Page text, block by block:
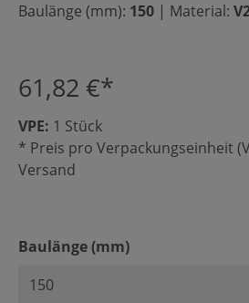
Baulänge (mm): 150 | Material:
61,82 €*
VPE: 1 Stück
* Preis pro Verpackungseinheit
Versand
Baulänge (mm)auswählen